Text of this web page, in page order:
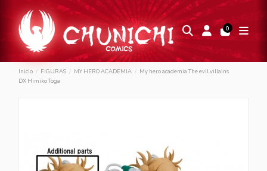
0
Inicio FIGURAS MY HERO ACADEMIA
My hero academia The evil villains
DX Himiko Toga